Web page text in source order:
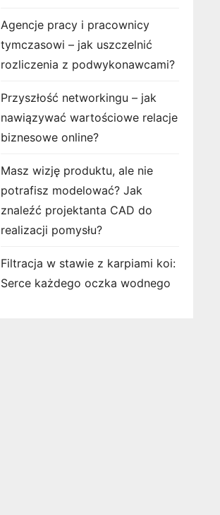
Agencje pracy i pracownicy
tymczasowi – jak uszczelnić
rozliczenia z podwykonawcami?
Przyszłość networkingu – jak
nawiązywać wartościowe relacje
biznesowe online?
Masz wizję produktu, ale nie
potrafisz modelować? Jak
znaleźć projektanta CAD do
realizacji pomysłu?
Filtracja w stawie z karpiami koi:
Serce każdego oczka wodnego